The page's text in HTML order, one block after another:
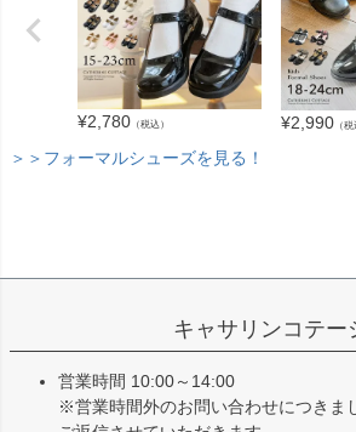
¥2,780 （税込） ¥2,990 （税
＞＞フォーマルシューズを見る！
キャサリンコテー
営業時間 10:00～14:00
※営業時間外のお問い合わせにつきま